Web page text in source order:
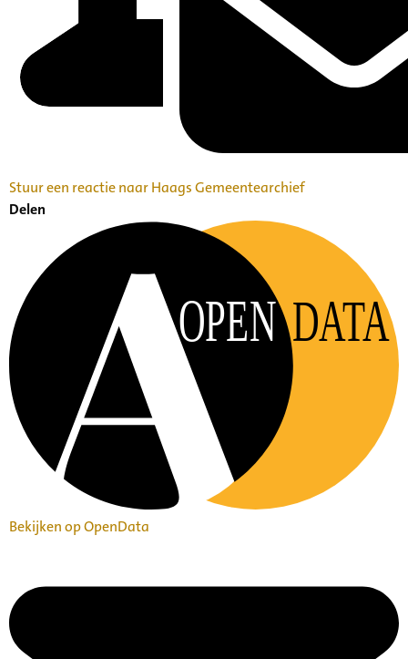
Stuur een reactie naar Haags Gemeentearchief
Delen
OPEN DATA
Bekijken op OpenData